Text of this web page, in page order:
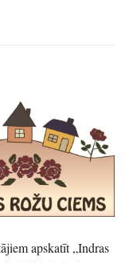
apskatīt „Indras